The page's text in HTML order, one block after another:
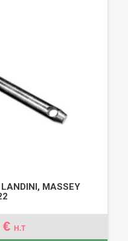
MASSEY
€ H.T